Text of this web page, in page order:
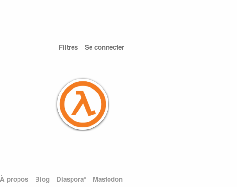
Filtres Se connecter
À propos Blog Diaspora* Mastodon